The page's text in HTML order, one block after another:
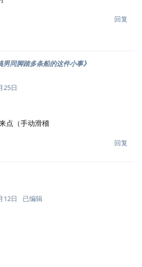
回复
男同脚踏多条船的这件小事》
25日
点（手动滑稽
回复
12日 已编辑